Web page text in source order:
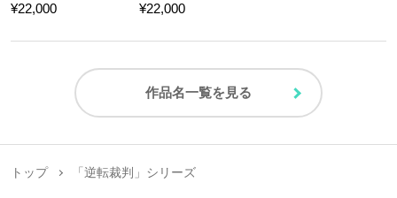
¥22,000 ¥22,000
作品名一覧を見る
トップ 「逆転裁判」シリーズ